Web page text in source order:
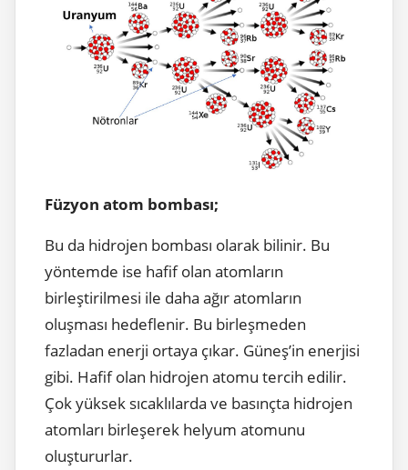
Füzyon atom bombası;
Bu da hidrojen bombası olarak bilinir. Bu
yöntemde ise hafif olan atomların
birleştirilmesi ile daha ağır atomların
oluşması hedeflenir. Bu birleşmeden
fazladan enerji ortaya çıkar. Güneş’in enerjisi
gibi. Hafif olan hidrojen atomu tercih edilir.
Çok yüksek sıcaklılarda ve basınçta hidrojen
atomları birleşerek helyum atomunu
oluştururlar.